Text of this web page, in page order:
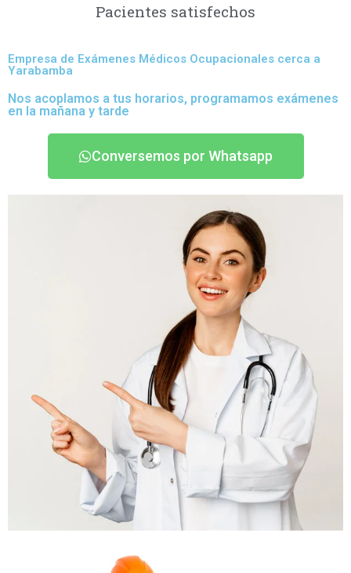
Pacientes satisfechos
Empresa de Exámenes Médicos Ocupacionales cerca a
Yarabamba
Nos acoplamos a tus horarios, programamos exámenes
en la mañana y tarde
Conversemos por Whatsapp